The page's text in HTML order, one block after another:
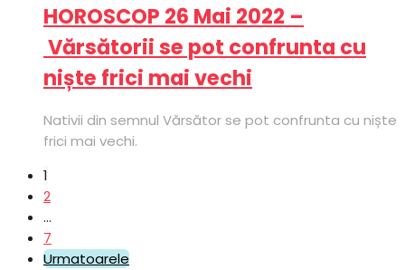
HOROSCOP 26 Mai 2022 –
Vărsătorii se pot confrunta cu
niște frici mai vechi
Nativii din semnul Vărsător se pot confrunta cu niște
frici mai vechi.
1
2
…
7
Urmatoarele